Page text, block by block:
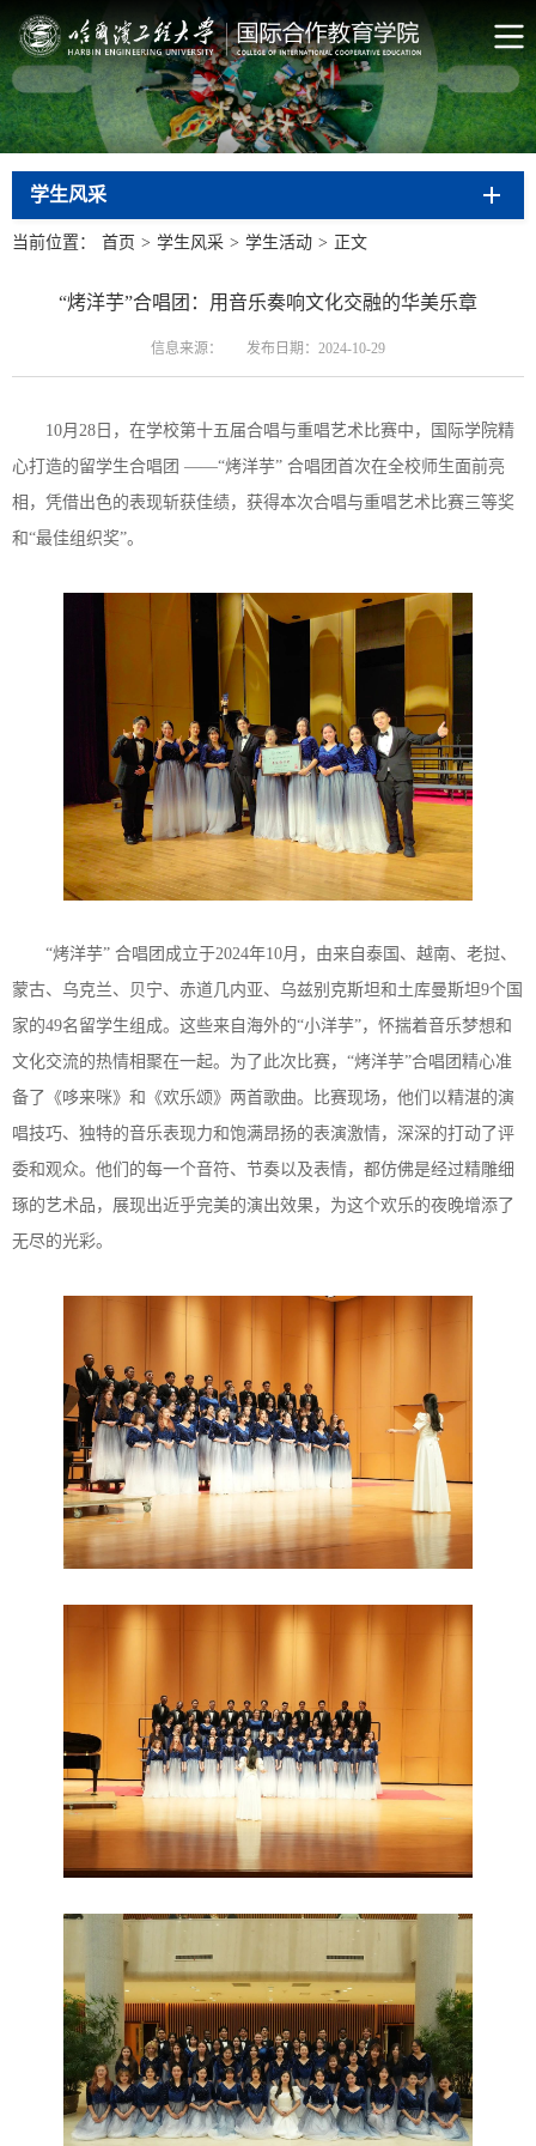
学生风采
当前位置： 首页 > 学生风采 > 学生活动 > 正文
“烤洋芋”合唱团：用音乐奏响文化交融的华美乐章
信息来源： 发布日期：2024-10-29
10月28日，在学校第十五届合唱与重唱艺术比赛中，国际学院精
心打造的留学生合唱团 ——“烤洋芋” 合唱团首次在全校师生面前亮
相，凭借出色的表现斩获佳绩，获得本次合唱与重唱艺术比赛三等奖
和“最佳组织奖”。
“烤洋芋” 合唱团成立于2024年10月，由来自泰国、越南、老挝、
蒙古、乌克兰、贝宁、赤道几内亚、乌兹别克斯坦和土库曼斯坦9个国
家的49名留学生组成。这些来自海外的“小洋芋”，怀揣着音乐梦想和
文化交流的热情相聚在一起。为了此次比赛，“烤洋芋”合唱团精心准
备了《哆来咪》和《欢乐颂》两首歌曲。比赛现场，他们以精湛的演
唱技巧、独特的音乐表现力和饱满昂扬的表演激情，深深的打动了评
委和观众。他们的每一个音符、节奏以及表情，都仿佛是经过精雕细
琢的艺术品，展现出近乎完美的演出效果，为这个欢乐的夜晚增添了
无尽的光彩。